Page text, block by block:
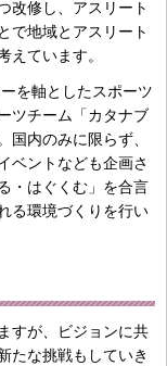
改修し、アスリート
で地域とアスリート
えています。
を軸としたスポーツ
ツチーム「カタナブ
国内のみに限らず、
ベントなども企画さ
・はぐくむ」を合言
る環境づくりを行い
すが、ビジョンに共
たな挑戦もしていき